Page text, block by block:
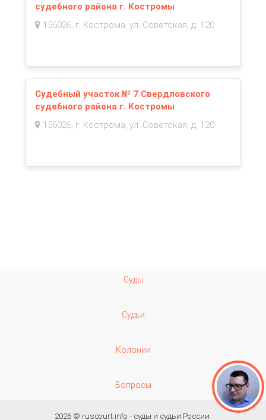
судебного района г. Костромы
156026, г. Кострома, ул. Советская, д. 120
Судебный участок № 7 Свердловского
судебного района г. Костромы
156026, г. Кострома, ул. Советская, д. 120
Суды
Судьи
Колонии
Вопросы
2026 © ruscourt.info - суды и судьи России